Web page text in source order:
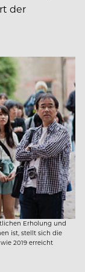
der
Erholung und
ist, stellt sich die
2019 erreicht